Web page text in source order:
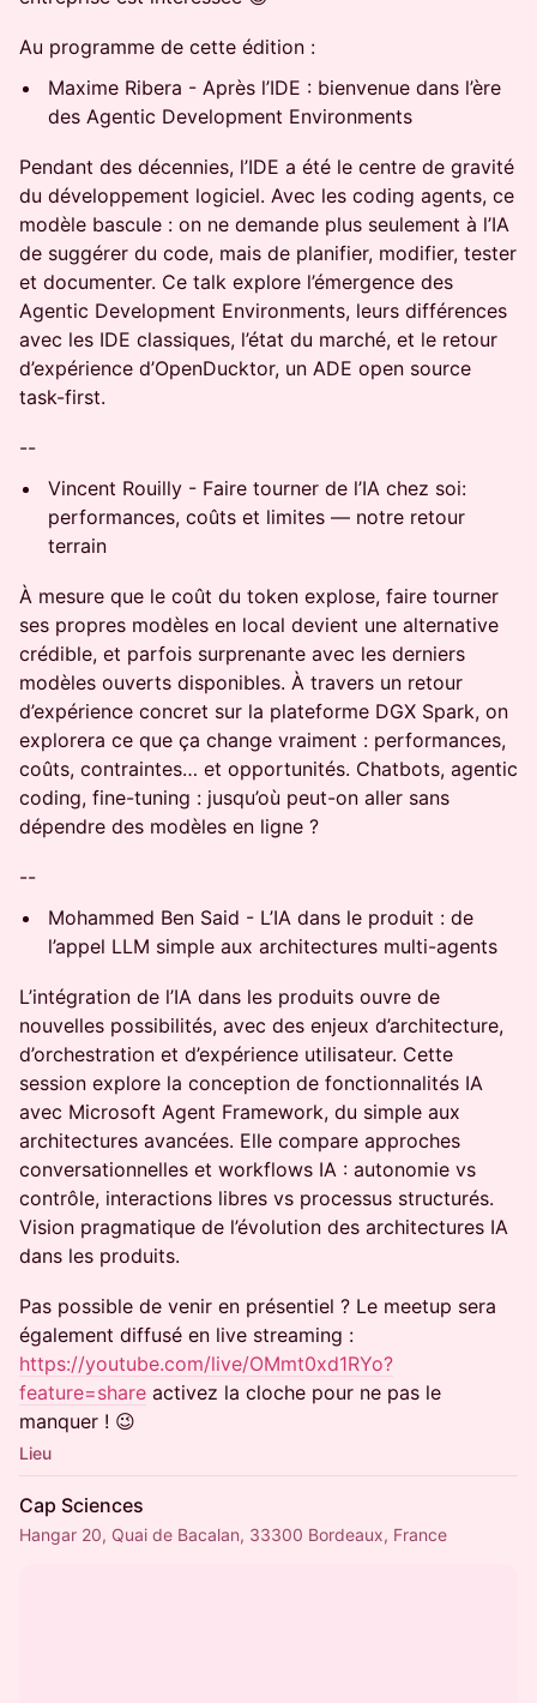
Au programme de cette édition :
Maxime Ribera - Après l’IDE : bienvenue dans l’ère
des Agentic Development Environments
Pendant des décennies, l’IDE a été le centre de gravité
du développement logiciel. Avec les coding agents, ce
modèle bascule : on ne demande plus seulement à l’IA
de suggérer du code, mais de planifier, modifier, tester
et documenter. Ce talk explore l’émergence des
Agentic Development Environments, leurs différences
avec les IDE classiques, l’état du marché, et le retour
d’expérience d’OpenDucktor, un ADE open source
task-first.
--
Vincent Rouilly - Faire tourner de l’IA chez soi:
performances, coûts et limites — notre retour
terrain
À mesure que le coût du token explose, faire tourner
ses propres modèles en local devient une alternative
crédible, et parfois surprenante avec les derniers
modèles ouverts disponibles. À travers un retour
d’expérience concret sur la plateforme DGX Spark, on
explorera ce que ça change vraiment : performances,
coûts, contraintes… et opportunités. Chatbots, agentic
coding, fine-tuning : jusqu’où peut-on aller sans
dépendre des modèles en ligne ?
--
Mohammed Ben Said - L’IA dans le produit : de
l’appel LLM simple aux architectures multi-agents
L’intégration de l’IA dans les produits ouvre de
nouvelles possibilités, avec des enjeux d’architecture,
d’orchestration et d’expérience utilisateur. Cette
session explore la conception de fonctionnalités IA
avec Microsoft Agent Framework, du simple aux
architectures avancées. Elle compare approches
conversationnelles et workflows IA : autonomie vs
contrôle, interactions libres vs processus structurés.
Vision pragmatique de l’évolution des architectures IA
dans les produits.
Pas possible de venir en présentiel ? Le meetup sera
également diffusé en live streaming :
https://youtube.com/live/OMmt0xd1RYo?
feature=share activez la cloche pour ne pas le
manquer ! 😉
Lieu
Cap Sciences
Hangar 20, Quai de Bacalan, 33300 Bordeaux, France